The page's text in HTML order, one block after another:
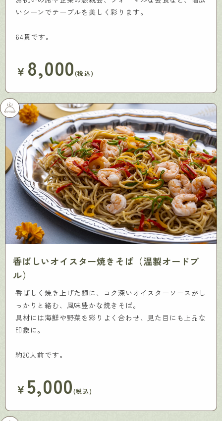
いシーンでテーブルを美しく彩ります。
64貫です。
￥ 8,000(税込)
香ばしいオイスター焼きそば（温製オードブ
ル）
香ばしく焼き上げた麺に、コク深いオイスターソースがし
っかりと絡む、風味豊かな焼きそば。
具材には海鮮や野菜を彩りよく合わせ、見た目にも上品な
印象に。
約20人前です。
￥5,000(税込)